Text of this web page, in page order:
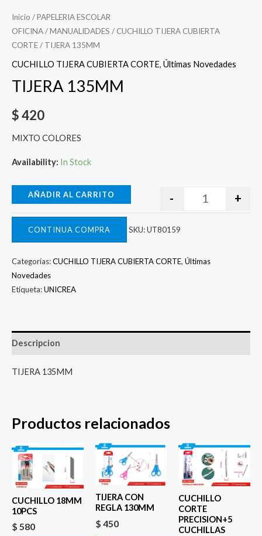
Inicio /PAPELERIA ESCOLAR
OFICINA/MANUALIDADES / CUCHILLO TIJERA CUBIERTA
CORTE/ TIJERA 135MM
CUCHILLO TIJERA CUBIERTA CORTE, Últimas Novedades
TIJERA 135MM
$420
MIXTO COLORES
Availability: In Stock
- +
AÑADIR AL CARRITO
CONTINUA COMPRA SKU:UT80159
Categorías:CUCHILLO TIJERA CUBIERTA CORTE, Últimas
Novedades
Etiqueta:UNICREA
Descripcion
TIJERA 135MM
Productos relacionados
CUCHILLO 18MM
10PCS
$ 580
TIJERA CON
REGLA 130MM
$ 450
CUCHILLO
CORTE
PRECISION+5
CUCHILLAS